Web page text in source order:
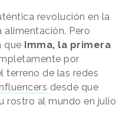
revolución en la
alimentación. Pero
que Imma, la primera
por
terreno de las redes
desde que
rostro al mundo en julio